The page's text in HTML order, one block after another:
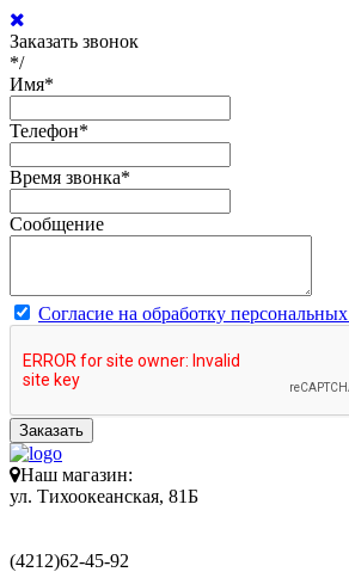
Заказать звонок
*/
Имя*
Телефон*
Время звонка*
Сообщение
Согласие на обработку
Заказать
Наш магазин:
ул. Тихоокеанская, 81Б
(4212)62-45-92